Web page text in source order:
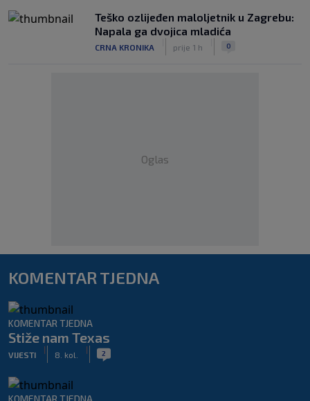
Teško ozlijeđen maloljetnik u Zagrebu:
Napala ga dvojica mladića
CRNA KRONIKA prije 1 h 0
Oglas
KOMENTAR TJEDNA
KOMENTAR TJEDNA
Stiže nam Texas
VIJESTI
|
8. kol.
| 2
KOMENTAR TJEDNA